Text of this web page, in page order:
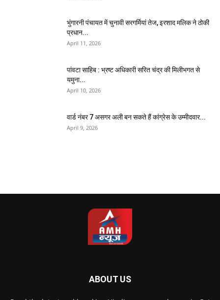
भुंगारनी पंचायत में चुनावी सरगर्मियां तेज, इरशाद मलिक ने ठोकी
प्रधान...
April 11, 2026
पांवटा साहिब : भ्रष्ट अधिकारी सरित चंद्र की मिलीभगत से
यमुना...
April 10, 2026
वार्ड नंबर 7 असगर अली बन सकते हैं कांग्रेस के उम्मीदवार...
April 9, 2026
ABOUT US